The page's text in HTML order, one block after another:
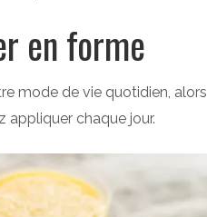
en forme
mode de vie quotidien, alors
chaque jour.